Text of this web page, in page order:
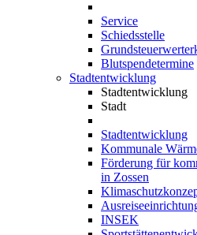
Service
Schiedsstelle
Blutspendetermine
Stadtentwicklung
Stadtentwicklung
Stadt
Stadtentwicklung
Kommunale
Förderung für
in Zossen
INSEK